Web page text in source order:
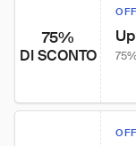
75%
DI SCONTO